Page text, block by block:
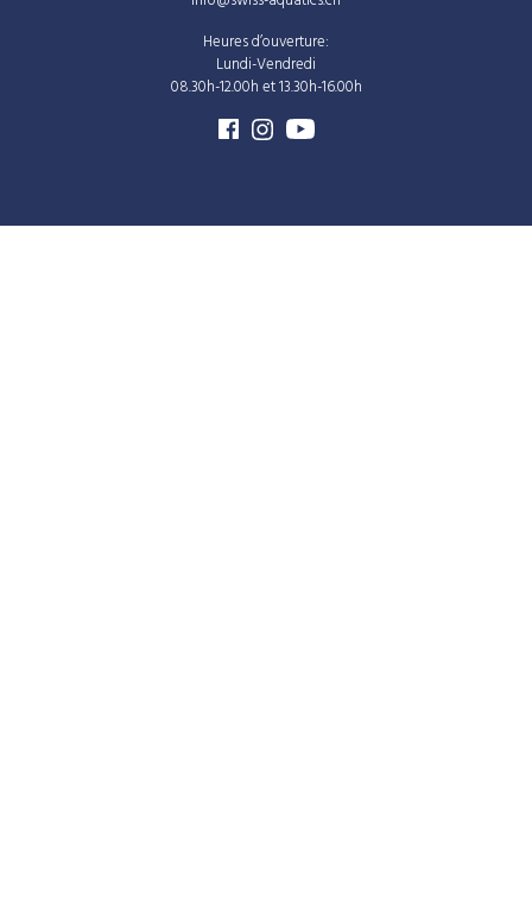
Heures d’ouverture:
Lundi-Vendredi
08.30h-12.00h et 13.30h-16.00h